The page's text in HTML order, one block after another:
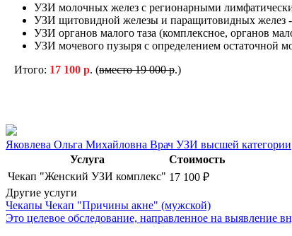
УЗИ молочных желез с регионарными
УЗИ щитовидной железы и паращитовидных желез -
УЗИ органов малого таза (комплексное, органов
УЗИ мочевого пузыря с определением остаточной
Итого: 17 100 р. (вместо19 000 р.)
Яковлева Ольга Михайловна Врач УЗИ высшей категории
Услуга
Стоимость
Чекап "Женский УЗИ комплекс" 17 100 ₽
Другие услуги
Чекапы Чекап "Причины акне" (мужской)
Это целевое обследование, направленное на выявление